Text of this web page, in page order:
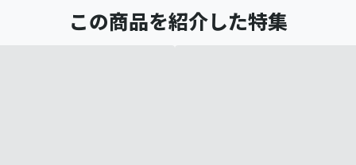
この商品を紹介した特集